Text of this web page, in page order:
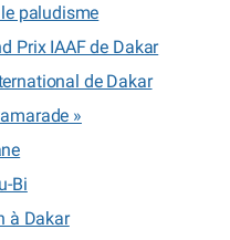
paludisme
Prix IAAF de Dakar
de Dakar
»
Bi
à Dakar